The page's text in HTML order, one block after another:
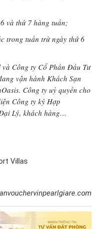
và thứ 7 hàng tuần;
trong tuần trừ ngày thứ 6
và Công ty Cổ Phần Đầu Tư
vận hành Khách Sạn
Công ty uỷ quyền cho
Công ty ký Hợp
Lý, khách hàng…
Villas